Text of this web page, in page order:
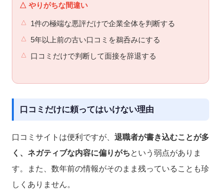
△ やりがちな間違い
1件の極端な悪評だけで企業全体を判断する
5年以上前の古い口コミを鵜呑みにする
口コミだけで判断して面接を辞退する
口コミだけに頼ってはいけない理由
口コミサイトは便利ですが、 退職者が書き込むことが多
く、ネガティブな内容に偏りがちという弱点がありま
す。また、数年前の情報がそのまま残っていることも珍
しくありません。